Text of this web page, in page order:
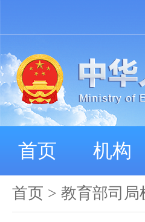
首页 机构
首页 > 教育部司局